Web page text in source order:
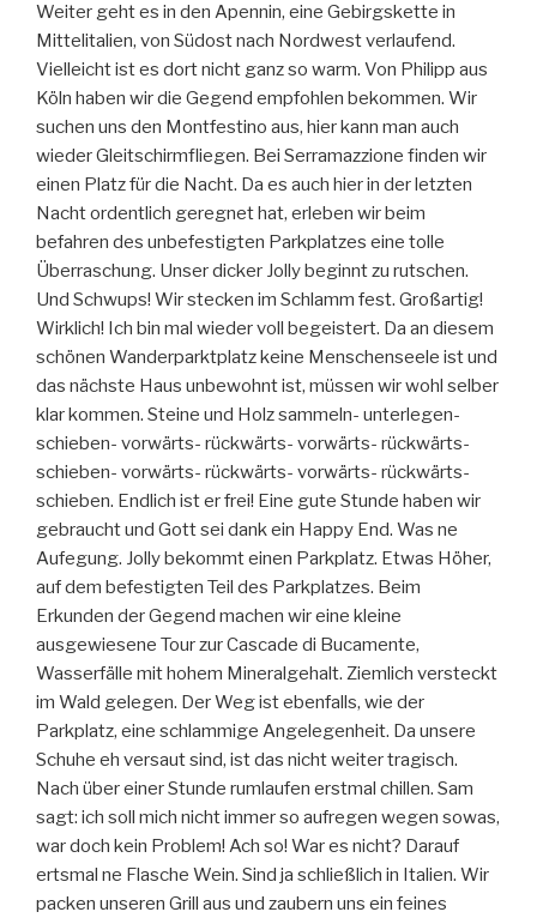
Weiter geht es in den Apennin, eine Gebirgskette in
Mittelitalien, von Südost nach Nordwest verlaufend.
Vielleicht ist es dort nicht ganz so warm. Von Philipp aus
Köln haben wir die Gegend empfohlen bekommen. Wir
suchen uns den Montfestino aus, hier kann man auch
wieder Gleitschirmfliegen. Bei Serramazzione finden wir
einen Platz für die Nacht. Da es auch hier in der letzten
Nacht ordentlich geregnet hat, erleben wir beim
befahren des unbefestigten Parkplatzes eine tolle
Überraschung. Unser dicker Jolly beginnt zu rutschen.
Und Schwups! Wir stecken im Schlamm fest. Großartig!
Wirklich! Ich bin mal wieder voll begeistert. Da an diesem
schönen Wanderparktplatz keine Menschenseele ist und
das nächste Haus unbewohnt ist, müssen wir wohl selber
klar kommen. Steine und Holz sammeln- unterlegen-
schieben- vorwärts- rückwärts- vorwärts- rückwärts-
schieben- vorwärts- rückwärts- vorwärts- rückwärts-
schieben. Endlich ist er frei! Eine gute Stunde haben wir
gebraucht und Gott sei dank ein Happy End. Was ne
Aufegung. Jolly bekommt einen Parkplatz. Etwas Höher,
auf dem befestigten Teil des Parkplatzes. Beim
Erkunden der Gegend machen wir eine kleine
ausgewiesene Tour zur Cascade di Bucamente,
Wasserfälle mit hohem Mineralgehalt. Ziemlich versteckt
im Wald gelegen. Der Weg ist ebenfalls, wie der
Parkplatz, eine schlammige Angelegenheit. Da unsere
Schuhe eh versaut sind, ist das nicht weiter tragisch.
Nach über einer Stunde rumlaufen erstmal chillen. Sam
sagt: ich soll mich nicht immer so aufregen wegen sowas,
war doch kein Problem! Ach so! War es nicht? Darauf
ertsmal ne Flasche Wein. Sind ja schließlich in Italien. Wir
packen unseren Grill aus und zaubern uns ein feines